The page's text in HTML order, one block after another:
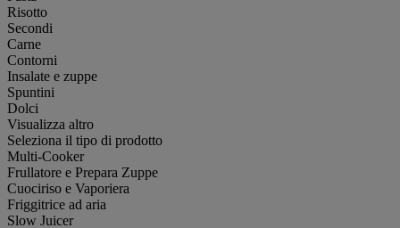
Risotto
Secondi
Carne
Contorni
Insalate e zuppe
Spuntini
Dolci
Visualizza altro
Seleziona il tipo di prodotto
Multi-Cooker
Frullatore e Prepara Zuppe
Cuociriso e Vaporiera
Friggitrice ad aria
Slow Juicer